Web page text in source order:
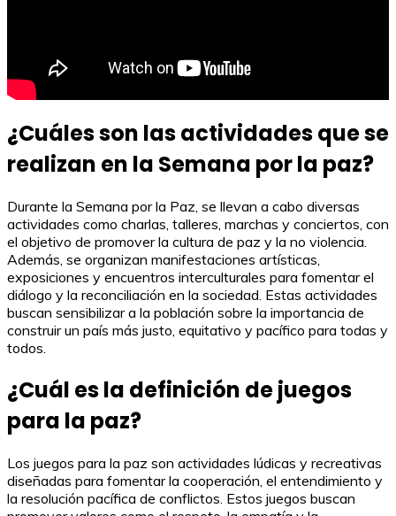
¿Cuáles son las actividades que se
realizan en la Semana por la paz?
Durante la Semana por la Paz, se llevan a cabo diversas
actividades como charlas, talleres, marchas y conciertos, con
el objetivo de promover la cultura de paz y la no violencia.
Además, se organizan manifestaciones artísticas,
exposiciones y encuentros interculturales para fomentar el
diálogo y la reconciliación en la sociedad. Estas actividades
buscan sensibilizar a la población sobre la importancia de
construir un país más justo, equitativo y pacífico para todas y
todos.
¿Cuál es la definición de juegos
para la paz?
Los juegos para la paz son actividades lúdicas y recreativas
diseñadas para fomentar la cooperación, el entendimiento y
la resolución pacífica de conflictos. Estos juegos buscan